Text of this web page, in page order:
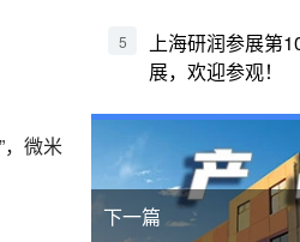
，微米
5
上海研润参展第
展，欢迎参观！
下一篇